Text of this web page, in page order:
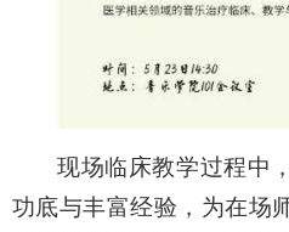
现场临床教学过程中
功底与丰富经验，为在场